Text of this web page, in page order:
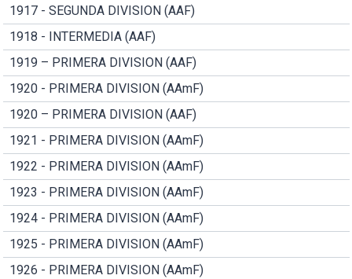
1917 - SEGUNDA DIVISION (AAF)
1918 - INTERMEDIA (AAF)
1919 – PRIMERA DIVISION (AAF)
1920 - PRIMERA DIVISION (AAmF)
1920 – PRIMERA DIVISION (AAF)
1921 - PRIMERA DIVISION (AAmF)
1922 - PRIMERA DIVISION (AAmF)
1923 - PRIMERA DIVISION (AAmF)
1924 - PRIMERA DIVISION (AAmF)
1925 - PRIMERA DIVISION (AAmF)
1926 - PRIMERA DIVISION (AAmF)